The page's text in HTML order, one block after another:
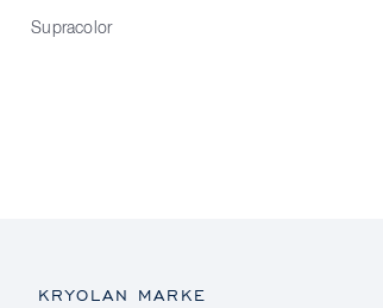
Supracolor
KRYOLAN MARKE